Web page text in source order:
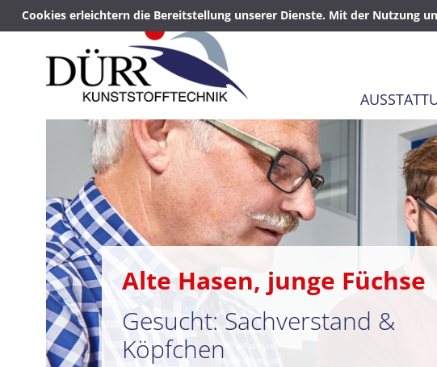
Alte Hasen, junge Füchse
Gesucht: Sachverstand &
Köpfchen
Cookies erleichtern die Bereitstellung unserer Dienste. Mit der Nutzung